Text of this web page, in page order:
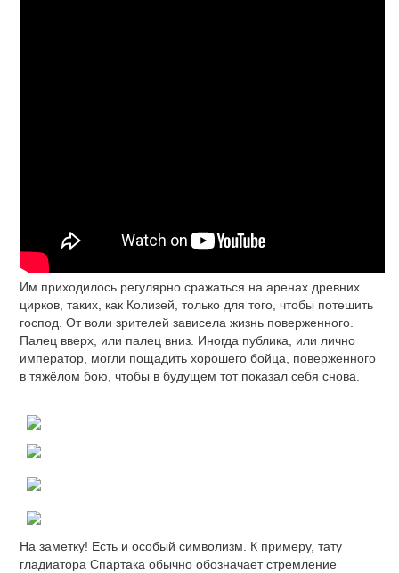
Им приходилось регулярно сражаться на аренах древних
цирков, таких, как Колизей, только для того, чтобы потешить
господ. От воли зрителей зависела жизнь поверженного.
Палец вверх, или палец вниз. Иногда публика, или лично
император, могли пощадить хорошего бойца, поверженного
в тяжёлом бою, чтобы в будущем тот показал себя снова.
На заметку! Есть и особый символизм. К примеру, тату
гладиатора Спартака обычно обозначает стремление